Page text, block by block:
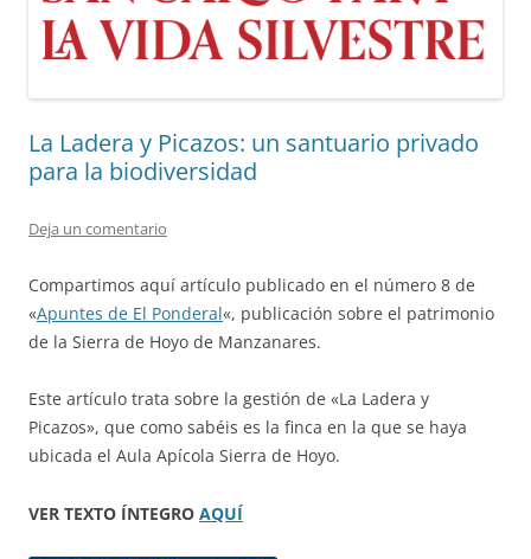
La Ladera y Picazos: un santuario privado
para la biodiversidad
Deja un comentario
Compartimos aquí artículo publicado en el número 8 de
«Apuntes de El Ponderal«, publicación sobre el patrimonio
de la Sierra de Hoyo de Manzanares.
Este artículo trata sobre la gestión de «La Ladera y
Picazos», que como sabéis es la finca en la que se haya
ubicada el Aula Apícola Sierra de Hoyo.
VER TEXTO ÍNTEGRO AQUÍ